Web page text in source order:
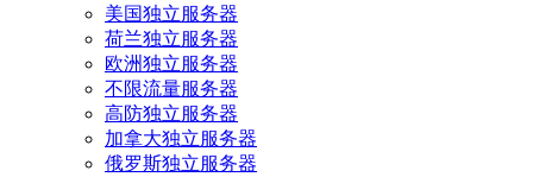
美国独立服务器
荷兰独立服务器
欧洲独立服务器
不限流量服务器
高防独立服务器
加拿大独立服务器
俄罗斯独立服务器